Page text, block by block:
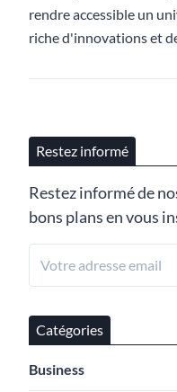
rendre accessible un
riche d'innovations et
Restez informé
Restez informé de
bons plans en vous
Catégories
Business